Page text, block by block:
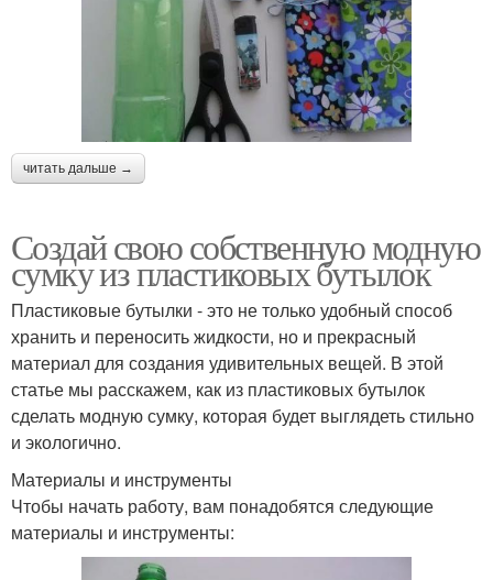
читать дальше →
Создай свою собственную модную
сумку из пластиковых бутылок
Пластиковые бутылки - это не только удобный способ
хранить и переносить жидкости, но и прекрасный
материал для создания удивительных вещей. В этой
статье мы расскажем, как из пластиковых бутылок
сделать модную сумку, которая будет выглядеть стильно
и экологично.
Материалы и инструменты
Чтобы начать работу, вам понадобятся следующие
материалы и инструменты: